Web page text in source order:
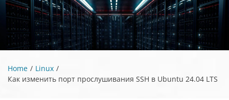
Home
Linux
Как изменить порт прослушивания SSH в Ubuntu 24.04 LTS